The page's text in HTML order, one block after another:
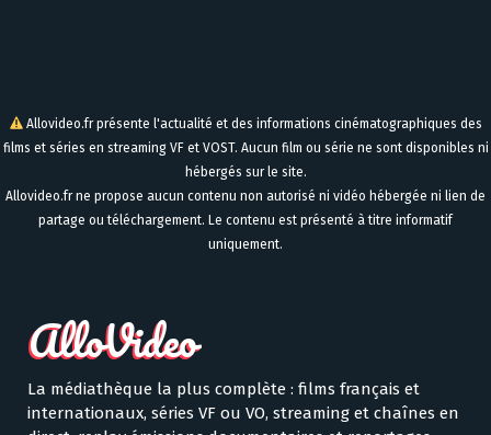
Allovideo.fr présente l'actualité et des informations cinématographiques des
films et séries en streaming VF et VOST. Aucun film ou série ne sont disponibles ni
hébergés sur le site.
Allovideo.fr ne propose aucun contenu non autorisé ni vidéo hébergée ni lien de
partage ou téléchargement. Le contenu est présenté à titre informatif
uniquement.
La médiathèque la plus complète : films français et
internationaux, séries VF ou VO, streaming et chaînes en